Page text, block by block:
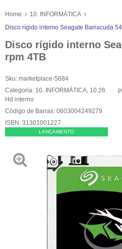
Home
10. INFORMÁTICA
Disco rígido interno Seagate Barracuda
Disco rígido interno
rpm 4TB
Sku: marketplace-5684
Categoria: 10. INFORMÁTICA 10.26
Hd interno
Código de Barras: 0603004249279
ISBN: 31301001227
LANÇAMENTO